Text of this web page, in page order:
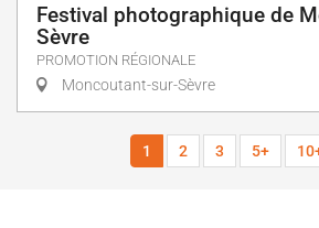
Festival photographique de
Sèvre
PROMOTION RÉGIONALE
Moncoutant-sur-Sèvre
1 2 3 5+